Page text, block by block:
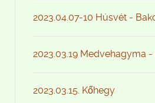
2023.04.07-10 Húsvét -
2023.03.19 Medvehagyma
2023.03.15. Kőhegy